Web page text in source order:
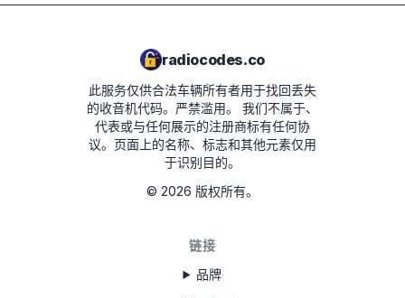
PA9715W0028233
B250
281155248RTK123
58153123
MEB100E9195120
radiocodes.co
此服务仅供合法车辆所有者用于找回丢失
的收音机代码。严禁滥用。
我们不属于、
代表或与任何展示的注册商标有任何协
议。页面上的名称、标志和其他元素仅用
于识别目的。
© 2026 版权所有。
链接
品牌